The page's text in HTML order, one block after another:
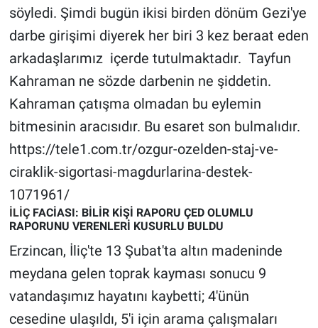
söyledi. Şimdi bugün ikisi birden dönüm Gezi'ye
darbe girişimi diyerek her biri 3 kez beraat eden
arkadaşlarımız içerde tutulmaktadır. Tayfun
Kahraman ne sözde darbenin ne şiddetin.
Kahraman çatışma olmadan bu eylemin
bitmesinin aracısıdır. Bu esaret son bulmalıdır.
https://tele1.com.tr/ozgur-ozelden-staj-ve-
ciraklik-sigortasi-magdurlarina-destek-
1071961/
İLİÇFACİASI: BİLİR KİŞİ RAPORU ÇED OLUMLU
RAPORUNU VERENLERİ KUSURLU BULDU
Erzincan, İliç'te 13 Şubat'ta altın madeninde
meydana gelen toprak kayması sonucu 9
vatandaşımız hayatını kaybetti; 4'ünün
cesedine ulaşıldı, 5'i için arama çalışmaları